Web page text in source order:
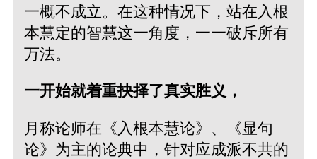
一概不成立。在这种情况下，站在入根
本慧定的智慧这一角度，一一破斥所有
万法。
一开始就着重抉择了真实胜义，
月称论师在《入根本慧论》、《显句
论》为主的论典中，针对应成派不共的